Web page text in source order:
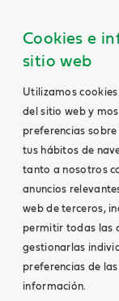
Cookies e
sitio web
Utilizamos
del sitio web y
preferencias
tus hábitos de
tanto a nosotros
anuncios
web de terceros,
permitir todas las
gestionarlas
preferencias de
información.